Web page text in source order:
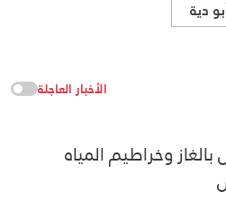
دية
الأخبار العاجلة
وخراطيم المياه